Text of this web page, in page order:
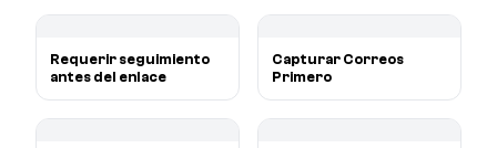
Requerir seguimiento
antes del enlace
Capturar Correos
Primero